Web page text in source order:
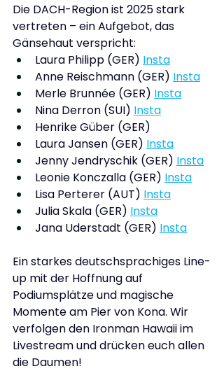
Die DACH-Region ist 2025 stark
vertreten – ein Aufgebot, das
Gänsehaut verspricht:
Laura Philipp (GER) Insta
Anne Reischmann (GER) Insta
Merle Brunnée (GER) Insta
Nina Derron (SUI) Insta
Henrike Güber (GER)
Laura Jansen (GER) Insta
Jenny Jendryschik (GER) Insta
Leonie Konczalla (GER) Insta
Lisa Perterer (AUT) Insta
Julia Skala (GER) Insta
Jana Uderstadt (GER) Insta
Ein starkes deutschsprachiges Line-
up mit der Hoffnung auf
Podiumsplätze und magische
Momente am Pier von Kona. Wir
verfolgen den Ironman Hawaii im
Livestream und drücken euch allen
die Daumen!